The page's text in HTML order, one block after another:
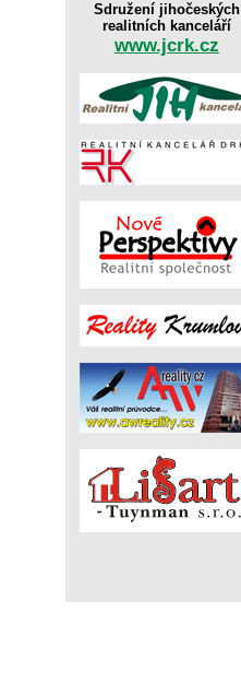
Sdružení jihočeských
realitních kanceláří
www.jcrk.cz